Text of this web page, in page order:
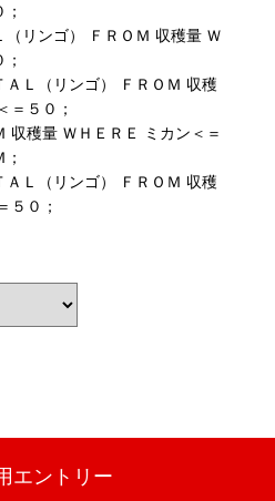
リンゴ） ＦＲＯＭ 収穫量 Ｗ
Ｌ（リンゴ） ＦＲＯＭ 収穫
＝５０；
穫量 ＷＨＥＲＥ ミカン＜＝
Ｌ（リンゴ） ＦＲＯＭ 収穫
５０；
エントリー